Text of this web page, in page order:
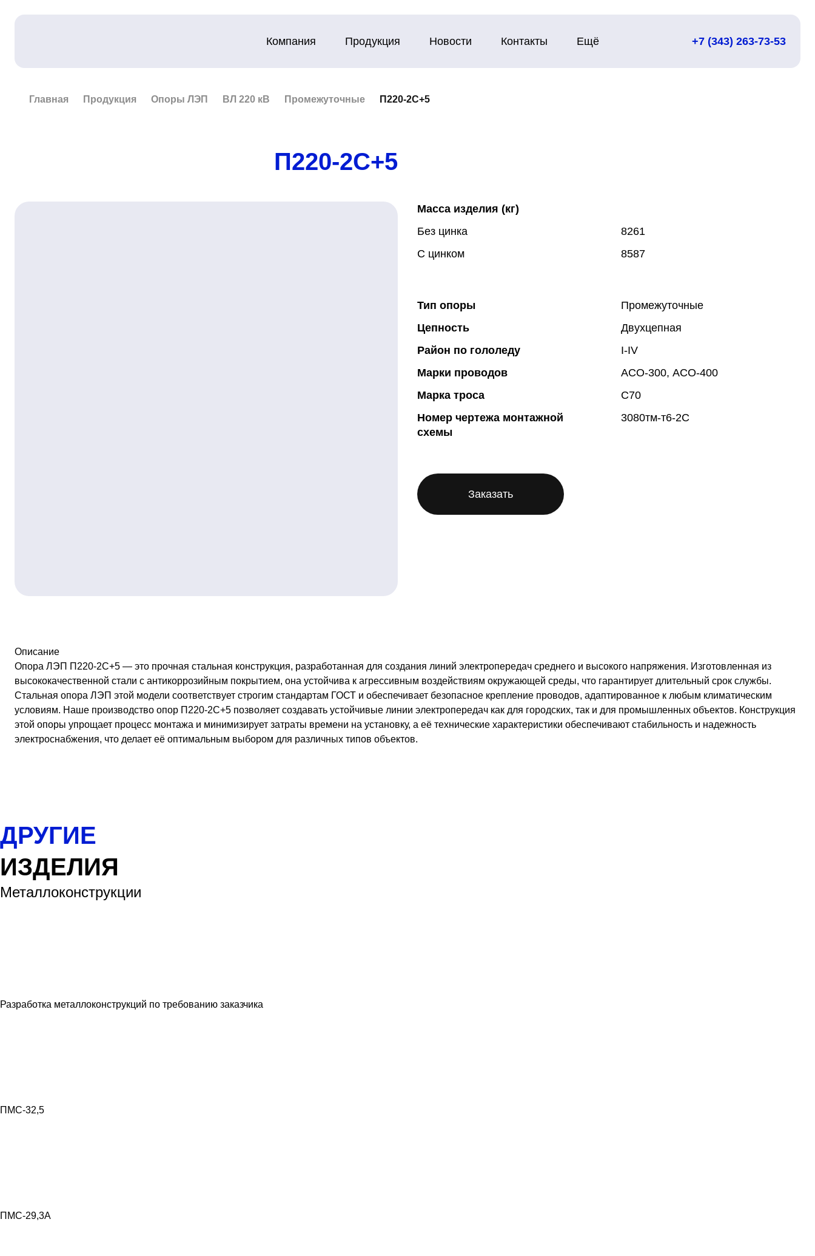
Компания Продукция Новости Контакты Ещё +7 (343) 263-73-53
Главная Продукция Опоры ЛЭП ВЛ 220 кВ Промежуточные П220-2С+5
П220-2С+5
Масса изделия (кг)
Без цинка
8261
С цинком
8587
Тип опоры
Промежуточные
Цепность
Двухцепная
Район по гололеду
I-IV
Марки проводов
АСО-300, АСО-400
Марка троса
С70
Номер чертежа монтажной
схемы
3080тм-т6-2С
Заказать
Описание
Опора ЛЭП П220-2С+5 — это прочная стальная конструкция, разработанная для создания линий электропередач среднего и высокого напряжения. Изготовленная из
высококачественной стали с антикоррозийным покрытием, она устойчива к агрессивным воздействиям окружающей среды, что гарантирует длительный срок службы.
Стальная опора ЛЭП этой модели соответствует строгим стандартам ГОСТ и обеспечивает безопасное крепление проводов, адаптированное к любым климатическим
условиям. Наше производство опор П220-2С+5 позволяет создавать устойчивые линии электропередач как для городских, так и для промышленных объектов. Конструкция
этой опоры упрощает процесс монтажа и минимизирует затраты времени на установку, а её технические характеристики обеспечивают стабильность и надежность
электроснабжения, что делает её оптимальным выбором для различных типов объектов.
ДРУГИЕ
ИЗДЕЛИЯ
Металлоконструкции
Разработка металлоконструкций по требованию заказчика
ПМС-32,5
ПМС-29,3А